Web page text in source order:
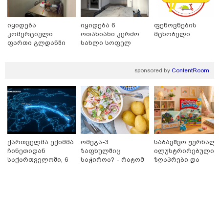
იყიდება
კომერციული
ფართი გლდანში
იყიდება 6
ოთახიანი კერძო
სახლი სოფელ
ფენოვნების
მცხობელი
sponsored by ContentRoom
ქართველმა ექიმმა
ჩინეთიდან
საქართველოში, 6
ომეგა-3
ზაფხულშიც
საჭიროა? - რატომ
საბავშვო
ილუსტრირებული
ზღაპრები და